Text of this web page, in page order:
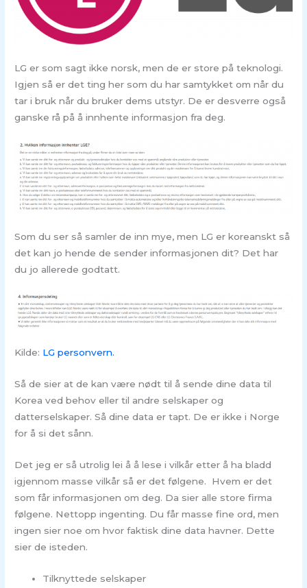
LG er som sagt ikke norsk, men de er store på teknologi.
Igjen så er det ting her som du har samtykket om når du
tar i bruk når du bruker dems utstyr. De er desverre også
ganske rå på å innhente informasjon fra deg.
Som du ser så samler de inn mye, men LG er koreanskt så
det kan jo hende de sender informasjonen dit? Det har
du jo allerede godtatt.
Kilde: LG personvern.
Så de sier at de kan være nødt til å sende dine data til
Korea ved behov eller til andre selskaper og
datterselskaper. Så dine data er tapt. De er ikke i Norge
for å si det sånn.
Det jeg er så utrolig lei å å lese i vilkår etter å ha bladd
igjennom masse vilkår så er det følgene. Hvem er det
som får informasjonen om deg. Da sier alle store firma
følgene. Nettopp ingenting. Du får masse fine ord, men
ingen sier noe om hvor faktisk dine data havner. Dette
sier de isteden.
Tilknyttede selskaper